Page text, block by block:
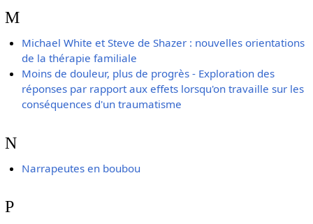
M
Michael White et Steve de Shazer : nouvelles orientations
de la thérapie familiale
Moins de douleur, plus de progrès - Exploration des
réponses par rapport aux effets lorsqu'on travaille sur les
conséquences d'un traumatisme
N
Narrapeutes en boubou
P